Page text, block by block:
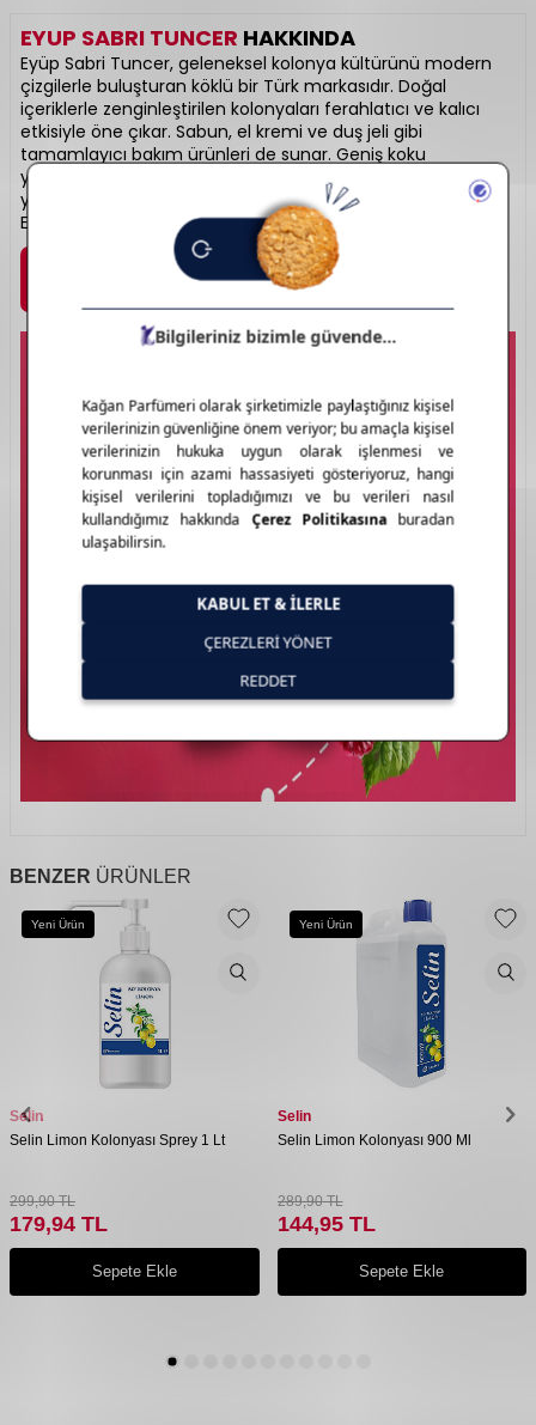
EYUP SABRI TUNCER HAKKINDA
Eyüp Sabri Tuncer, geleneksel kolonya kültürünü modern
çizgilerle buluşturan köklü bir Türk markasıdır. Doğal
içeriklerle zenginleştirilen kolonyaları ferahlatıcı ve kalıcı
etkisiyle öne çıkar. Sabun, el kremi ve duş jeli gibi
tamamlayıcı bakım ürünleri de sunar. Geniş koku
yelpazesiyle her zevke hitap eder. Hem nostaljik hem
yenilikçi bir duruş sergiler. Ferahlığın gelenekten gelen hali:
Eyüp Sabri Tuncer.
Marka Detayı
BENZER ÜRÜNLER
Yeni Ürün
Selin
Selin Limon Kolonyası Sprey 1 Lt
299,90TL
179,94 TL
Sepete Ekle
Yeni Ürün
Selin
Selin Limon Kolonyası 900 Ml
289,90TL
144,95TL
Sepete Ekle